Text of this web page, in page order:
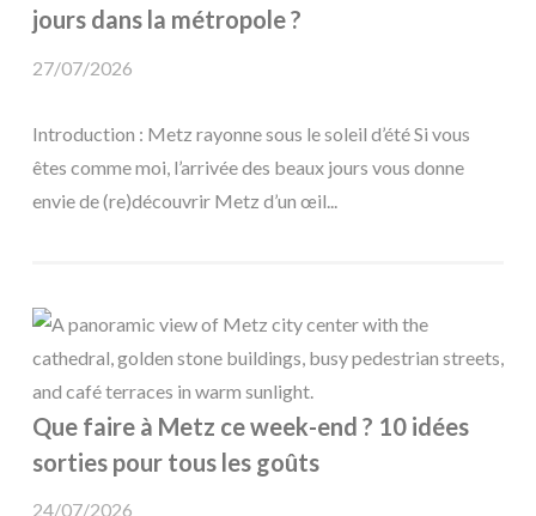
jours dans la métropole ?
27/07/2026
Introduction : Metz rayonne sous le soleil d’été Si vous
êtes comme moi, l’arrivée des beaux jours vous donne
envie de (re)découvrir Metz d’un œil...
Que faire à Metz ce week-end ? 10 idées
sorties pour tous les goûts
24/07/2026